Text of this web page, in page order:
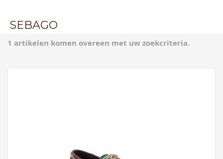
SEBAGO
1 artikelen komen overeen met uw zoekcriteria.